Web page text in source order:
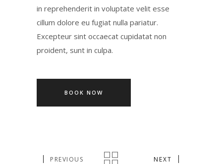
in reprehenderit in voluptate velit esse
cillum dolore eu fugiat nulla pariatur.
Excepteur sint occaecat cupidatat non
proident, sunt in culpa.
BOOK NOW
PREVIOUS NEXT